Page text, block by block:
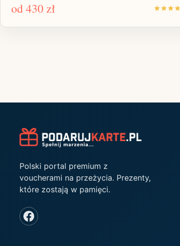
od430 zł
Polski portal premium z
voucherami na przeżycia. Prezenty,
które zostają w pamięci.